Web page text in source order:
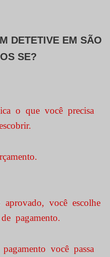
DETETIVE EM SÃO
SE?
o que você precisa
você escolhe
pagamento.
você passa